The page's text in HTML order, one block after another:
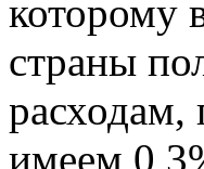
которому
страны
имеем